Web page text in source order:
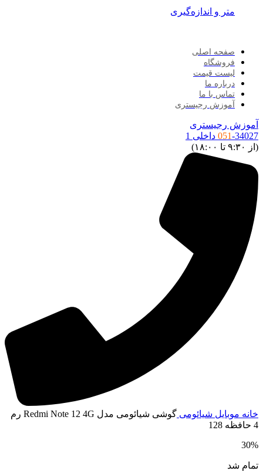
متر و اندازه‌گیری
صفحه اصلی
فروشگاه
لیست قیمت
درباره ما
تماس با ما
آموزش رجیستری
رجیستری
051داخلی 1
تا ۱۸:۰۰)
موبایل شیائومی
گوشی شیائومی مدل Redmi Note 12 4G رم
شد